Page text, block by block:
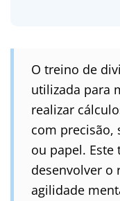
O treino de
utilizada para
realizar
com precisão,
ou papel.
desenvolver o
agilidade